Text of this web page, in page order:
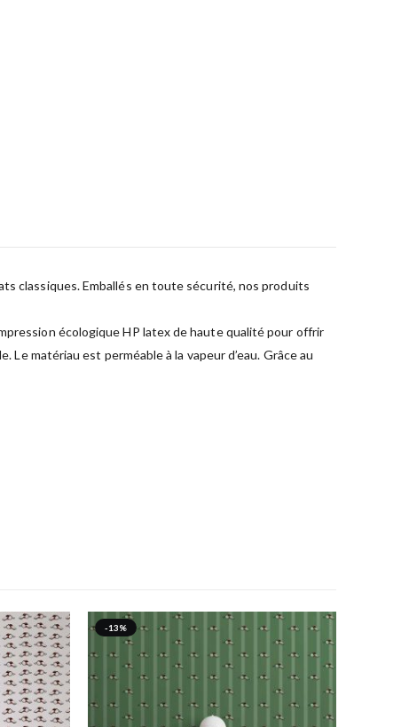
classiques. Emballés en toute sécurité, nos produits
écologique HP latex de haute qualité pour offrir
matériau est perméable à la vapeur d’eau. Grâce au
-13%